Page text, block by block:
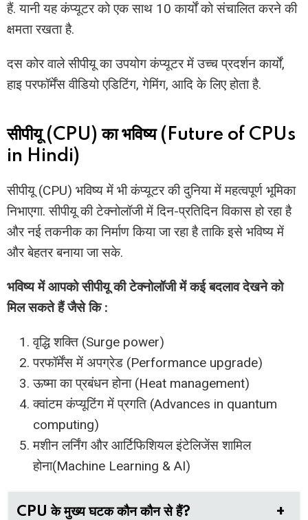
हैं. यानी यह कंप्यूटर को एक साथ 10 कार्यों को संचालित करने की
क्षमता रखता है.
दस कोर वाले सीपीयू का उपयोग कंप्यूटर में उच्च प्रदर्शन कार्यों,
हाइ परफॉर्मेंस वीडियो एडिटिंग, गेमिंग, आदि के लिए होता है.
सीपीयू (CPU) का भविष्य (Future of CPUs
in Hindi)
सीपीयू (CPU) भविष्य में भी कंप्यूटर की दुनिया में महत्वपूर्ण भूमिका
निभाएगा. सीपीयू की टेक्नोलॉजी में दिन-प्रतिदिन विकास हो रहा है
और नई तकनीक का निर्माण किया जा रहा है ताकि इसे भविष्य में
और बेहतर बनाया जा सके.
भविष्य में आपको सीपीयू की टेक्नोलॉजी में कई बदलाव देखने को
मिल सकते हैं जैसे कि :
वृद्धि शक्ति (Surge power)
परफॉर्मेंस में अपग्रेड (Performance upgrade)
ऊष्मा का प्रबंधन होना (Heat management)
क्वांटम कंप्यूटिंग में प्रगति (Advances in quantum
computing)
मशीन लर्निंग और आर्टिफिशियल इंटेलिजेंस शामिल
होना(Machine Learning & AI)
CPU के मुख्य घटक कौन कौन से हैं?